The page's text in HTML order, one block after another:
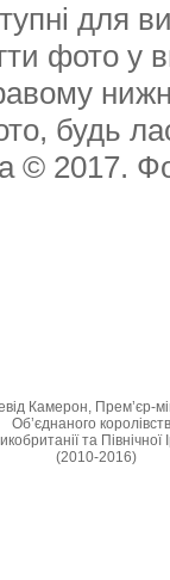
для
фото у
будь
© 2017.
Камерон, Прем’єр-
Об’єднаного
та Північної
(2010-2016)